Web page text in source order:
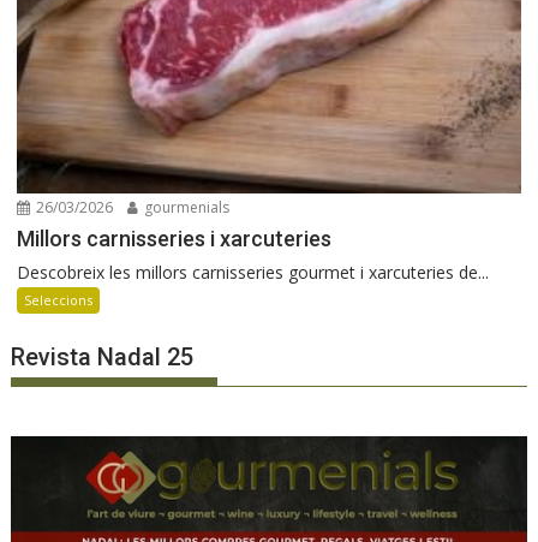
26/03/2026 gourmenials
Millors carnisseries i xarcuteries
Descobreix les millors carnisseries gourmet i xarcuteries de...
Seleccions
Revista Nadal 25